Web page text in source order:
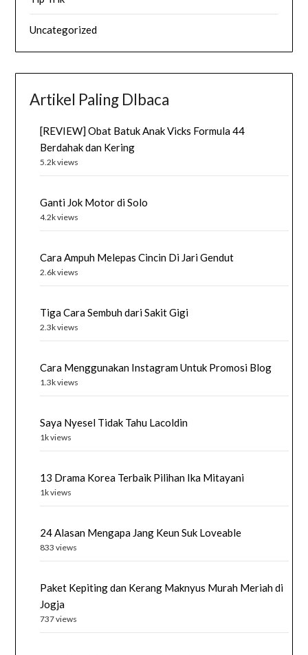
Uncategorized
Artikel Paling DIbaca
[REVIEW] Obat Batuk Anak Vicks Formula 44
Berdahak dan Kering
5.2k views
Ganti Jok Motor di Solo
4.2k views
Cara Ampuh Melepas Cincin Di Jari Gendut
2.6k views
Tiga Cara Sembuh dari Sakit Gigi
2.3k views
Cara Menggunakan Instagram Untuk Promosi Blog
1.3k views
Saya Nyesel Tidak Tahu Lacoldin
1k views
13 Drama Korea Terbaik Pilihan Ika Mitayani
1k views
24 Alasan Mengapa Jang Keun Suk Loveable
833 views
Paket Kepiting dan Kerang Maknyus Murah Meriah di
Jogja
737 views